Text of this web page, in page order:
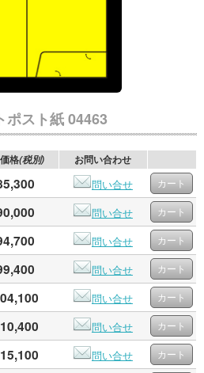
スト紙 04463
格(税別) お問い合わせ
問い合せ
問い合せ
問い合せ
問い合せ
問い合せ
問い合せ
問い合せ